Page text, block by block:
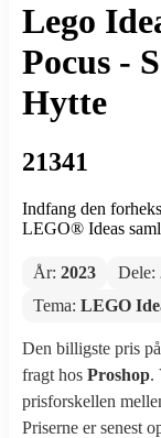
Lego
Pocus -
Hytte
21341
Indfang den
LEGO® Ideas
År: 2023 Dele:
Tema: LEGO
Den billigste pris
fragt hos Proshop.
prisforskellen
Priserne er senest